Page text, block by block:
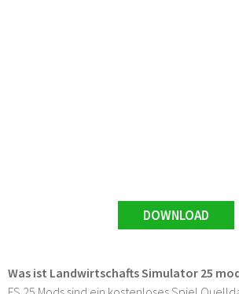
DOWNLOAD
Was ist Landwirtschafts Simulator 25